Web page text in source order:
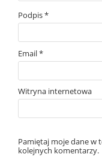
Podpis*
Email*
Witryna internetowa
Pamiętaj moje dane w
kolejnych komentarzy.